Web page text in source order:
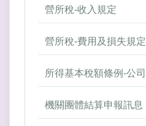
營所稅-收入規定
營所稅-費用及損失規定
所得基本稅額條例-公司
機關團體結算申報訊息